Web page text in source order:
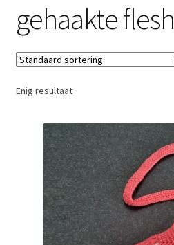
Gastenboek
gehaakte
Enig resultaat